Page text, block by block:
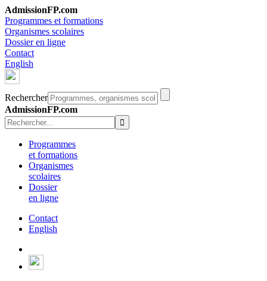
AdmissionFP.com
Programmes et formations
Organismes scolaires
Dossier en ligne
Contact
English
Rechercher
AdmissionFP.com
Programmes
et formations
Organismes
scolaires
Dossier
en ligne
Contact
English